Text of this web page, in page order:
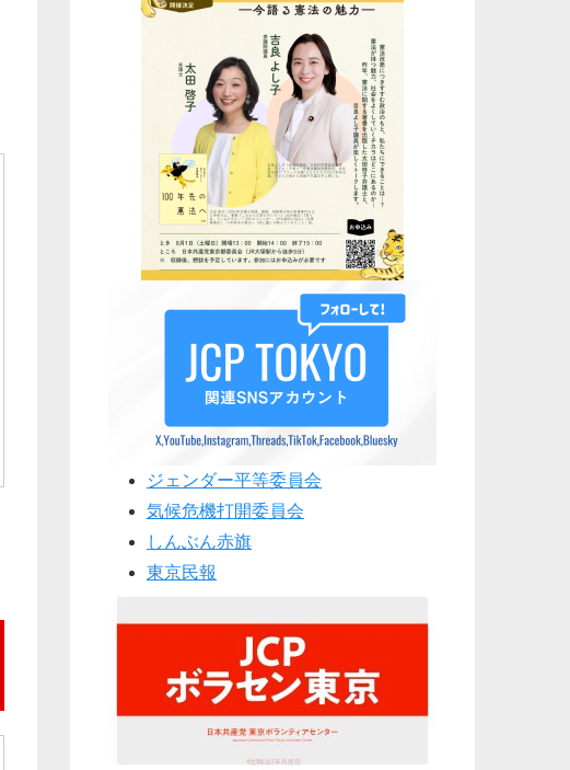
ジェンダー平等委員会
気候危機打開委員会
しんぶん赤旗
東京民報